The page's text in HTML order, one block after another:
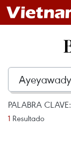
PALABRA CLAVE:
1 Resultado